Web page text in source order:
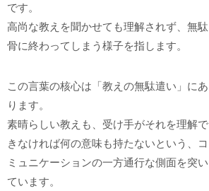
です。
高尚な教えを聞かせても理解されず、無駄
骨に終わってしまう様子を指します。
この言葉の核心は「教えの無駄遣い」にあ
ります。
素晴らしい教えも、受け手がそれを理解で
きなければ何の意味も持たないという、コ
ミュニケーションの一方通行な側面を突い
ています。